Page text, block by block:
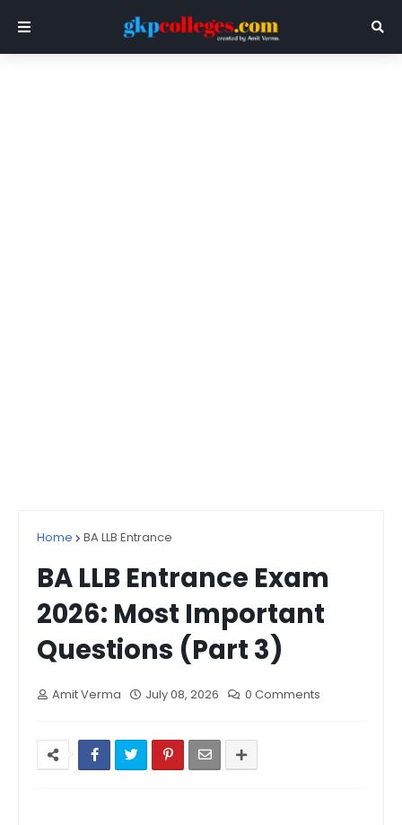
Home BA LLB Entrance
BA LLB Entrance Exam
2026: Most Important
Questions (Part 3)
Amit Verma July 08, 2026 0 Comments